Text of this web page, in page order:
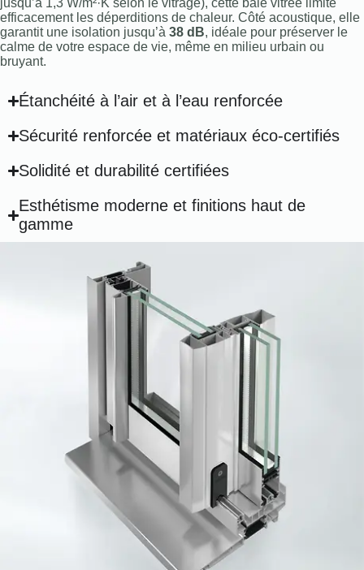
jusqu’à 1,3 W/m²·K selon le vitrage), cette baie vitrée limite
efficacement les déperditions de chaleur. Côté acoustique, elle
garantit une isolation jusqu’à 38 dB, idéale pour préserver le
calme de votre espace de vie, même en milieu urbain ou
bruyant.
Étanchéité à l’air et à l’eau renforcée
Sécurité renforcée et matériaux éco-certifiés
Solidité et durabilité certifiées
Esthétisme moderne et finitions haut de
gamme